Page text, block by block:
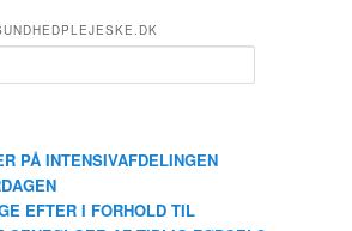
PÅ INTENSIVAFDELINGEN
EFTER I FORHOLD TIL